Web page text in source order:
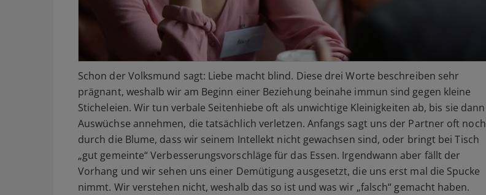
Schon der Volksmund sagt: Liebe macht blind. Diese drei Worte beschreiben sehr
prägnant, weshalb wir am Beginn einer Beziehung beinahe immun sind gegen kleine
Sticheleien. Wir tun verbale Seitenhiebe oft als unwichtige Kleinigkeiten ab, bis sie dann
Auswüchse annehmen, die tatsächlich verletzen. Anfangs sagt uns der Partner oft noch
durch die Blume, dass wir seinem Intellekt nicht gewachsen sind, oder bringt bei Tisch
„gut gemeinte“ Verbesserungsvorschläge für das Essen. Irgendwann aber fällt der
Vorhang und wir sehen uns einer Demütigung ausgesetzt, die uns erst mal die Spucke
nimmt. Wir verstehen nicht, weshalb das so ist und was wir „falsch“ gemacht haben.